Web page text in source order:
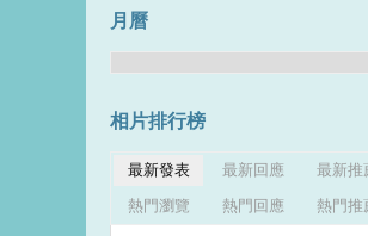
月曆
相片排行榜
最新發表 最新回應
最新推
熱門瀏覽
熱門回應 熱門推